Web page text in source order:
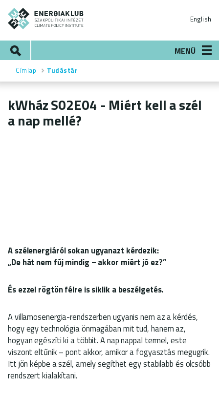
Ugrás
tartalomra
English
MENÜ
Morzsa
Címlap Tudástár
kWház S02E04 - Miért kell a szél
a nap mellé?
A szélenergiáról sokan ugyanazt kérdezik:
„De hát nem fúj mindig – akkor miért jó ez?”
És ezzel rögtön félre is siklik a beszélgetés.
A villamosenergia-rendszerben ugyanis nem az a kérdés,
hogy egy technológia önmagában mit tud, hanem az,
hogyan egészíti ki a többit. A nap nappal termel, este
viszont eltűnik – pont akkor, amikor a fogyasztás megugrik.
Itt jön képbe a szél, amely segíthet egy stabilabb és olcsóbb
rendszert kialakítani.